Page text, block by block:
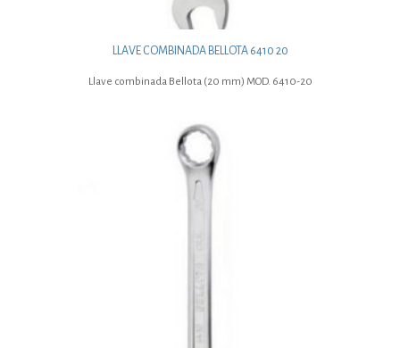
LLAVE COMBINADA BELLOTA 6410 20
Llave combinada Bellota (20 mm) MOD. 6410-20